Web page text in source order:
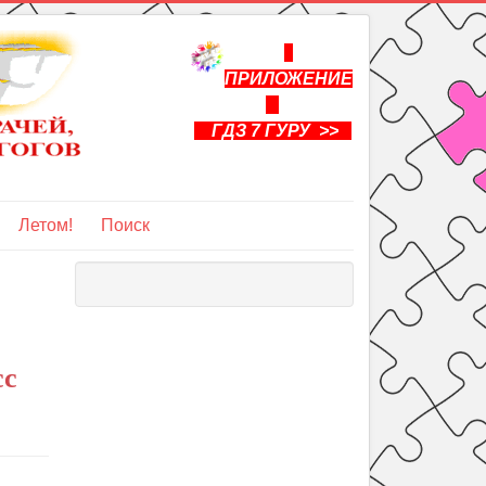
ПРИЛОЖЕНИЕ
ГДЗ 7 ГУРУ >>
Летом! Поиск